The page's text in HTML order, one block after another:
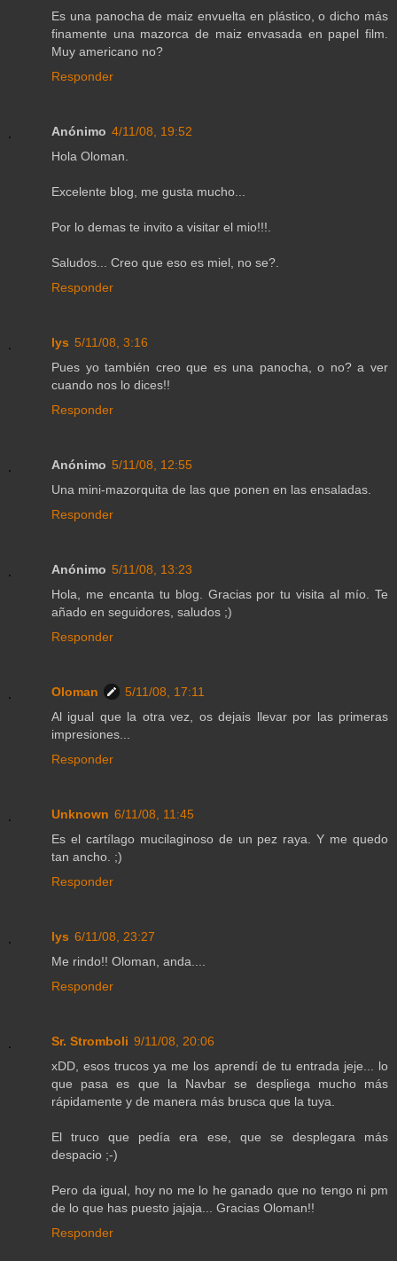
Es una panocha de maiz envuelta en plástico, o dicho más
finamente una mazorca de maiz envasada en papel film.
Muy americano no?
Responder
Anónimo 4/11/08, 19:52
Hola Oloman.
Excelente blog, me gusta mucho...
Por lo demas te invito a visitar el mio!!!.
Saludos... Creo que eso es miel, no se?.
Responder
lys 5/11/08, 3:16
Pues yo también creo que es una panocha, o no? a ver
cuando nos lo dices!!
Responder
Anónimo 5/11/08, 12:55
Una mini-mazorquita de las que ponen en las ensaladas.
Responder
Anónimo 5/11/08, 13:23
Hola, me encanta tu blog. Gracias por tu visita al mío. Te
añado en seguidores, saludos ;)
Responder
Oloman
5/11/08, 17:11
Al igual que la otra vez, os dejais llevar por las primeras
impresiones...
Responder
Unknown 6/11/08, 11:45
Es el cartílago mucilaginoso de un pez raya. Y me quedo
tan ancho. ;)
Responder
lys 6/11/08, 23:27
Me rindo!! Oloman, anda....
Responder
Sr. Stromboli 9/11/08, 20:06
xDD, esos trucos ya me los aprendí de tu entrada jeje... lo
que pasa es que la Navbar se despliega mucho más
rápidamente y de manera más brusca que la tuya.
El truco que pedía era ese, que se desplegara más
despacio ;-)
Pero da igual, hoy no me lo he ganado que no tengo ni pm
de lo que has puesto jajaja... Gracias Oloman!!
Responder